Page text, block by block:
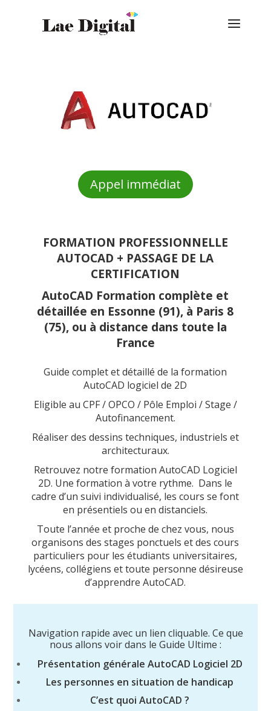
Appel immédiat
FORMATION PROFESSIONNELLE
AUTOCAD + PASSAGE DE LA
CERTIFICATION
AutoCAD Formation complète et
détaillée en Essonne (91), à Paris 8
(75), ou à distance dans toute la
France
Guide complet et détaillé de la formation
AutoCAD logiciel de 2D
Eligible au CPF / OPCO / Pôle Emploi / Stage /
Autofinancement.
Réaliser des dessins techniques, industriels et
architecturaux.
Retrouvez notre formation AutoCAD Logiciel
2D. Une formation à votre rythme. Dans le
cadre d’un suivi individualisé, les cours se font
en présentiels ou en distanciels.
Toute l’année et proche de chez vous, nous
organisons des stages ponctuels et des cours
particuliers pour les étudiants universitaires,
lycéens, collégiens et toute personne désireuse
d’apprendre AutoCAD.
Navigation rapide avec un lien cliquable. Ce que
nous allons voir dans le Guide Ultime :
Présentation générale AutoCAD Logiciel 2D
Les personnes en situation de handicap
C’est quoi AutoCAD ?